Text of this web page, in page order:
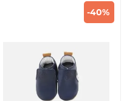
-40%